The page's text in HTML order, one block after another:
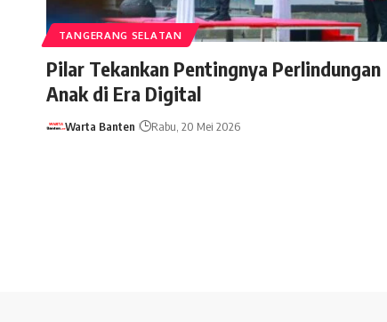
TANGERANG SELATAN
Pilar Tekankan Pentingnya Perlindungan
Anak di Era Digital
Warta Banten Rabu, 20 Mei 2026